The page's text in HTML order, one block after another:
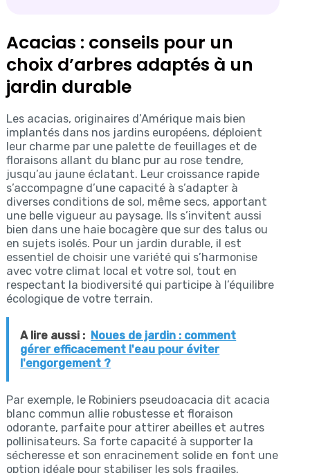
Acacias : conseils pour un
choix d’arbres adaptés à un
jardin durable
Les acacias, originaires d’Amérique mais bien
implantés dans nos jardins européens, déploient
leur charme par une palette de feuillages et de
floraisons allant du blanc pur au rose tendre,
jusqu’au jaune éclatant. Leur croissance rapide
s’accompagne d’une capacité à s’adapter à
diverses conditions de sol, même secs, apportant
une belle vigueur au paysage. Ils s’invitent aussi
bien dans une haie bocagère que sur des talus ou
en sujets isolés. Pour un jardin durable, il est
essentiel de choisir une variété qui s’harmonise
avec votre climat local et votre sol, tout en
respectant la biodiversité qui participe à l’équilibre
écologique de votre terrain.
A lire aussi : Noues de jardin : comment
gérer efficacement l'eau pour éviter
l'engorgement ?
Par exemple, le Robiniers pseudoacacia dit acacia
blanc commun allie robustesse et floraison
odorante, parfaite pour attirer abeilles et autres
pollinisateurs. Sa forte capacité à supporter la
sécheresse et son enracinement solide en font une
option idéale pour stabiliser les sols fragiles.